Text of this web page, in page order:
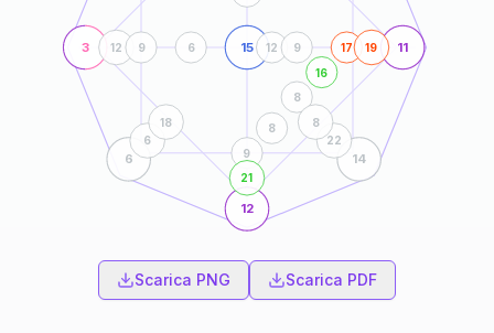
3 11
12
15
6 14
9
8
8
16
17
12 19
21
9 12 9
6
6
18
22
8
Scarica PNG Scarica PDF